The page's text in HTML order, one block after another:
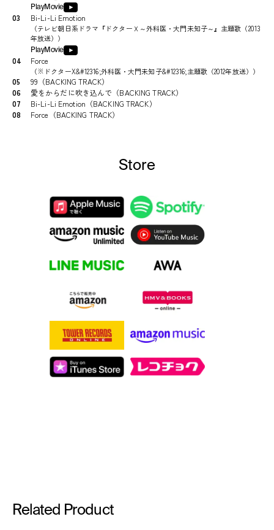
PlayMovie
03 Bi-Li-Li Emotion
（テレビ朝日系ドラマ『ドクターＸ～外科医・大門未知子～』主題歌（2013
年放送） ）
PlayMovie
04 Force
（※ドクターX&#12316;外科医・大門未知子&#12316;主題歌（2012年放送） ）
05
99（BACKING TRACK）
06
愛をからだに吹き込んで（BACKING TRACK）
07
Bi-Li-Li Emotion（BACKING TRACK）
08
Force（BACKING TRACK）
Store
Related Product